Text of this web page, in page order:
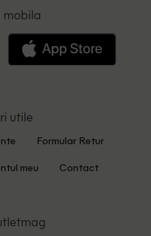
utile
Formular Retur
meu Contact